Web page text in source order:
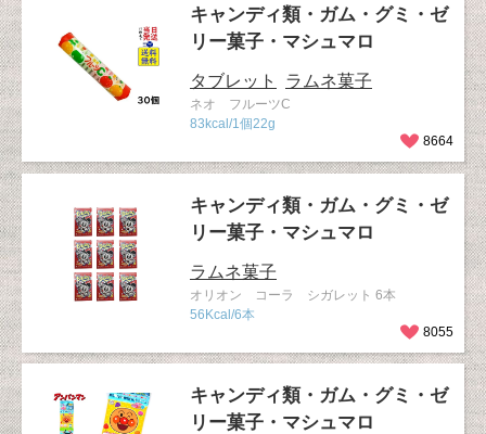
キャンディ類・ガム・グミ・ゼ
リー菓子・マシュマロ
タブレット ラムネ菓子
ネオ フルーツC
83kcal/1個22g
8664
キャンディ類・ガム・グミ・ゼ
リー菓子・マシュマロ
ラムネ菓子
オリオン コーラ シガレット 6本
56Kcal/6本
8055
キャンディ類・ガム・グミ・ゼ
リー菓子・マシュマロ